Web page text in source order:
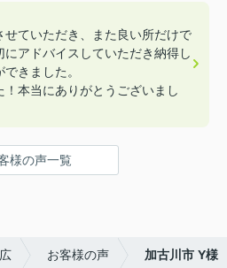
せていただき、また良い所だけで
にアドバイスしていただき納得し
きました。
！本当にありがとうございまし
様の声一覧
お客様の声 加古川市 Y様